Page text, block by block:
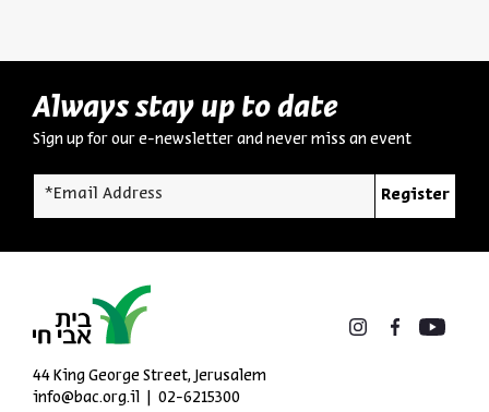
Always stay up to date
Sign up for our e-newsletter and never miss an event
*Email Address Register
44 King George Street, Jerusalem
info@bac.org.il
02-6215300